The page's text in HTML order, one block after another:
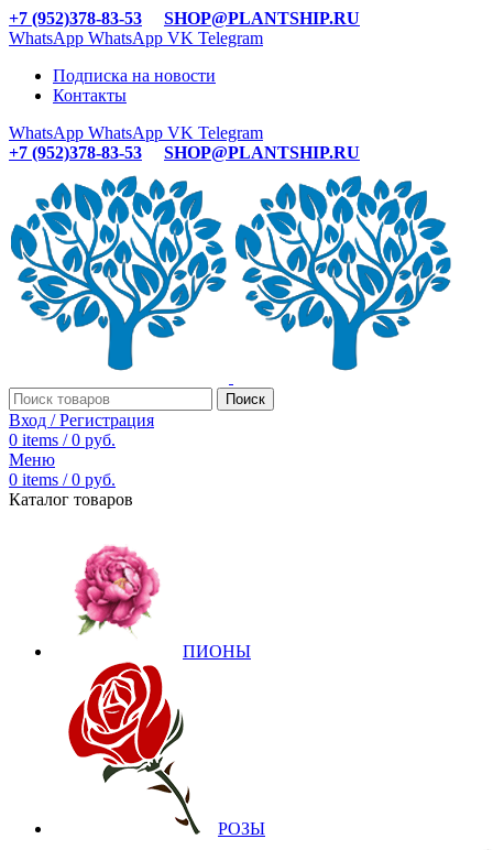
+7 (952)378-83-53
SHOP@PLANTSHIP.RU
WhatsApp WhatsApp VK Telegram
Подписка на новости
Контакты
WhatsApp WhatsApp VK Telegram
+7 (952)378-83-53
SHOP@PLANTSHIP.RU
Поиск
Вход / Регистрация
0 items / 0 руб.
Меню
0 items / 0 руб.
Каталог товаров
ПИОНЫ
РОЗЫ